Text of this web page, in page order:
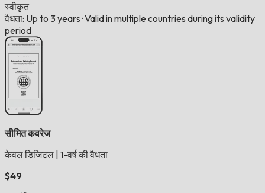
स्वीकृत
वैधता: Up to 3 years ·Valid in multiple countries during its validity
period
सीमित कवरेज
केवल डिजिटल 1-वर्ष की वैधता
$49